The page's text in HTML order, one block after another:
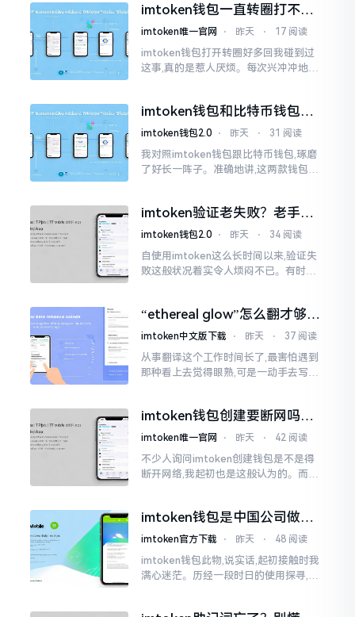
imtoken钱包一直转圈打不开
解决办法分享
imtoken唯一官网 ⋅ 昨天 ⋅ 17 阅读
imtoken钱包打开转圈好多回我碰到过
这事,真的是惹人厌烦。每次兴冲冲地开
大家说法不尽相同
imtoken钱包和比特币钱包，
谁更安全？老玩家来聊聊
imtoken钱包2.0 ⋅ 昨天 ⋅ 31 阅读
我对照imtoken钱包跟比特币钱包,琢磨
了好长一阵子。准确地讲,这两款钱包我
挺美观
imtoken验证老失败？老手教
你几招搞定
imtoken钱包2.0 ⋅ 昨天 ⋅ 34 阅读
自使用imtoken这么长时间以来,验证失
败这般状况着实令人烦闷不已。有时急
至极点。
“ethereal glow”怎么翻才够味
儿？翻译圈老油条的私房话
imtoken中文版下载 ⋅ 昨天 ⋅ 37 阅读
从事翻译这个工作时间长了,最害怕遇到
那种看上去觉得眼熟,可是一动手去写就
imtoken钱包创建要断网吗？
老玩家说说真实情况
imtoken唯一官网 ⋅ 昨天 ⋅ 42 阅读
不少人询问imtoken创建钱包是不是得
断开网络,我起初也是这般认为的。而后
人攻击
imtoken钱包是中国公司做的
吗？一文说清楚
imtoken官方下载 ⋅ 昨天 ⋅ 48 阅读
imtoken钱包此物,说实话,起初接触时我
满心迷茫。历经一段时日的使用探寻,我